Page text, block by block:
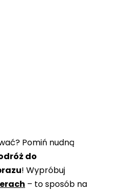
Pomiń nudną
do
! Wypróbuj
– to sposób na